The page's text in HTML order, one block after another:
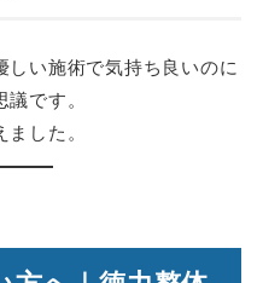
い施術で気持ち良いのに
です。
した。